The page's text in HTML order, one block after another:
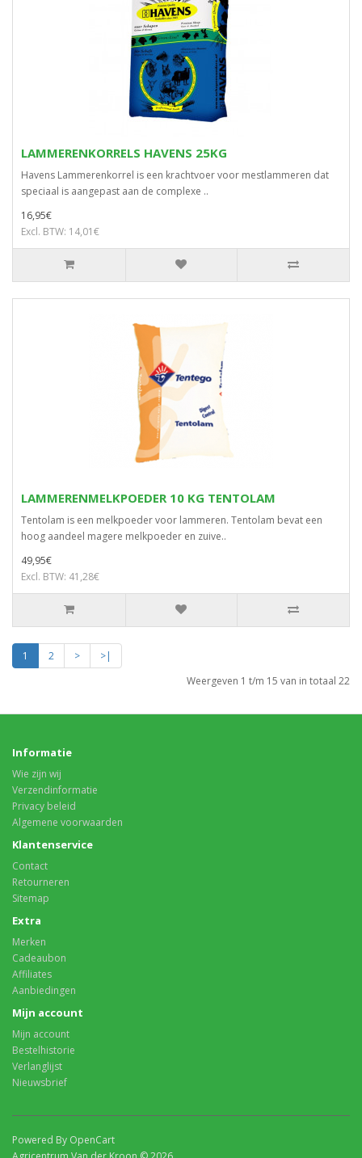
LAMMERENKORRELS HAVENS 25KG
Havens Lammerenkorrel is een krachtvoer voor mestlammeren dat
speciaal is aangepast aan de complexe ..
16,95€
Excl. BTW: 14,01€
LAMMERENMELKPOEDER 10 KG TENTOLAM
Tentolam is een melkpoeder voor lammeren. Tentolam bevat een
hoog aandeel magere melkpoeder en zuive..
49,95€
Excl. BTW: 41,28€
1 2 >
>|
Weergeven 1 t/m 15 van in totaal 22
Informatie
Wie zijn wij
Verzendinformatie
Privacy beleid
Algemene voorwaarden
Klantenservice
Contact
Retourneren
Sitemap
Extra
Merken
Cadeaubon
Affiliates
Aanbiedingen
Mijn account
Mijn account
Bestelhistorie
Verlanglijst
Nieuwsbrief
Powered By OpenCart